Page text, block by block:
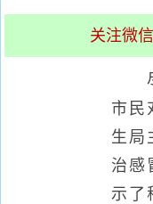
关注微
尽
市民
生局
治感
示了